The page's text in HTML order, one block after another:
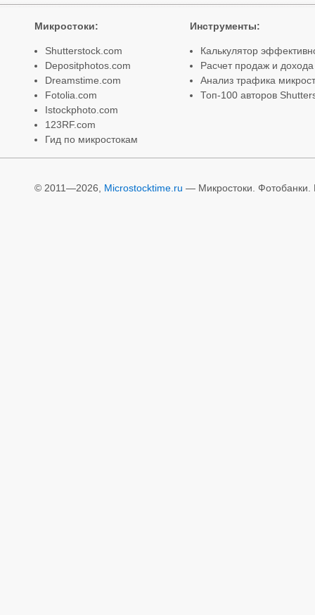
Микростоки:
Shutterstock.com
Depositphotos.com
Dreamstime.com
Fotolia.com
Istockphoto.com
123RF.com
Гид по микростокам
Инструменты:
Калькулятор
Расчет продаж и дохода
Анализ трафика
Топ-100 авторов
© 2011—2026, Microstocktime.ru — Микростоки. Фотобанки.